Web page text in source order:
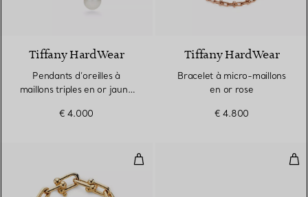
Tiffany HardWear
Pendants d’oreilles à
maillons triples en or jaune
douce
€ 4.000
Tiffany HardWear
Bracelet à micro-maillons
en or rose
€ 4.800
Bracelet à maillons larges en or